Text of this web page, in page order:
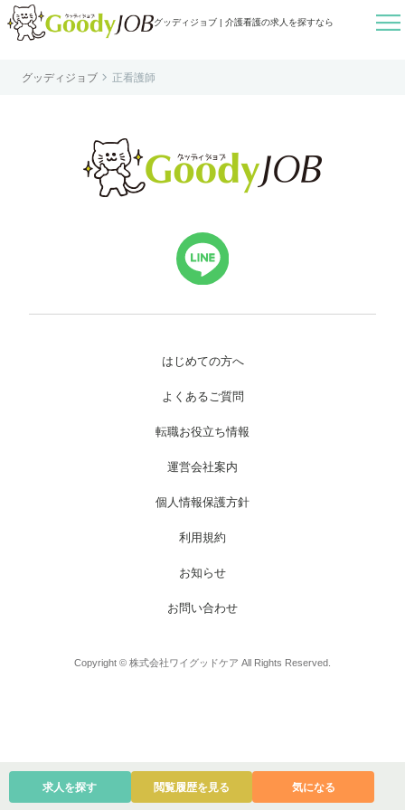
グッディジョブ | 介護看護の求人を探すなら 
運営会社案内
お知らせ
お問い合わせ
お電話でのお問い合わせ メールでのお問い合わせ
グッディジョブ  正看護師
はじめての方へ
よくあるご質問
転職お役立ち情報
運営会社案内
個人情報保護方針
利用規約
お知らせ
お問い合わせ
Copyright © 株式会社ワイグッドケア All Rights Reserved.
求人を探す 閲覧履歴を見る 気になる